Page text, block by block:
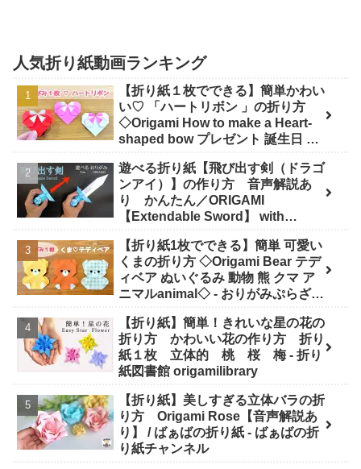
人気折り紙動画ランキング
【折り紙１枚でできる】簡単かわい
い♡ 「ハートリボン 」の折り方
◇Origami How to make a Heart-
shaped bow プレゼント 誕生日 母
がみぷらざ Origami-plaza
遊べる折り紙【飛び出す剣（ドラゴ
ンアイ）】の作り方 音声解説あ
り かんたん／ORIGAMI
【Extendable Sword】 with
【折り紙1枚でできる】簡単 可愛い
くまの折り方 ◇Origami Bear テデ
ィベア ぬいぐるみ 動物 熊 クマ ア
ニマルanimal◇ - おりがみぷらざ
【折り紙】簡単！きれいな星の花の
折り方 かわいい花の作り方 折り
紙１枚 立体的 桃 桜 梅 - 折り
紙図書館 origamilibrary
【折り紙】美しすぎる立体バラの折
り方 Origami Rose【音声解説あ
り】 / ばぁばの折り紙 - ばぁばの折
り紙チャンネル